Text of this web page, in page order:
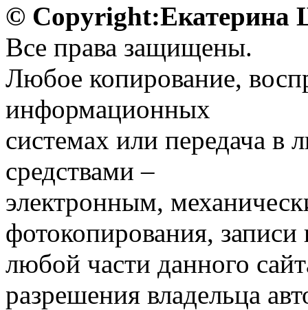
© Copyright:Екатерина
Все права защищены.
Любое копирование,
информационных
системах или передача
средствами –
электронным,
фотокопирования,
любой части данного
разрешения владельца